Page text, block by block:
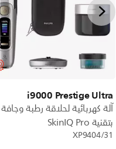
i9000 Prestige Ultra
آلة كهربائية لحلاقة رطبة وجافة
بتقنية SkinIQ Pro
XP9404/31